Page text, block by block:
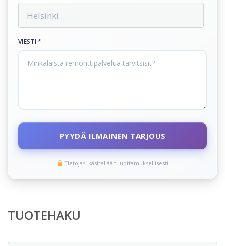
VIESTI *
PYYDÄ ILMAINEN TARJOUS
Tietojasi käsitellään luottamuksellisesti
TUOTEHAKU